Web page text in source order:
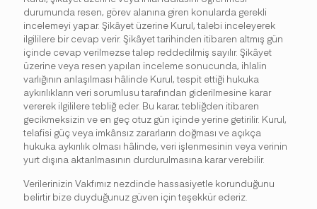
durumunda resen, görev alanına giren konularda gerekli
incelemeyi yapar. Şikâyet üzerine Kurul, talebi inceleyerek
ilgililere bir cevap verir. Şikâyet tarihinden itibaren altmış gün
içinde cevap verilmezse talep reddedilmiş sayılır. Şikâyet
üzerine veya resen yapılan inceleme sonucunda, ihlalin
varlığının anlaşılması hâlinde Kurul, tespit ettiği hukuka
aykırılıkların veri sorumlusu tarafından giderilmesine karar
vererek ilgililere tebliğ eder. Bu karar, tebliğden itibaren
gecikmeksizin ve en geç otuz gün içinde yerine getirilir. Kurul,
telafisi güç veya imkânsız zararların doğması ve açıkça
hukuka aykırılık olması hâlinde, veri işlenmesinin veya verinin
yurt dışına aktarılmasının durdurulmasına karar verebilir.
Verilerinizin Vakfımız nezdinde hassasiyetle korunduğunu
belirtir bize duyduğunuz güven için teşekkür ederiz.